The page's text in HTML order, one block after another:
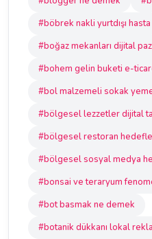
#böbrek nakli yurtdışı hasta
#boğaz mekanları dijital
#bohem gelin buketi e-
#bol malzemeli sokak
#bölgesel lezzetler dijital
#bölgesel restoran
#bölgesel sosyal medya
#bonsai ve teraryum
#bot basmak ne demek
#botanik dükkanı lokal